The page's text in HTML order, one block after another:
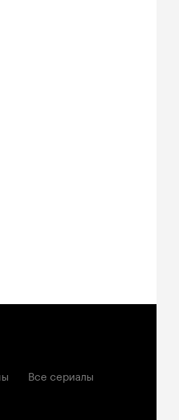
Все сериалы